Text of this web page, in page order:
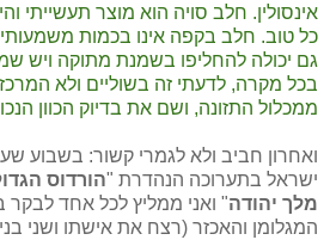
אינסולין. חלב סויה הוא מוצר תעשייתי
כל טוב. חלב בקפה אינו בכמות
גם יכולה להחליפו בשמנת מתוקה ויש
בכל מקרה, לדעתי זה בשוליים ולא
ממכלול התזונה, ושם את בדיוק הכוון
ואחרון חביב ולא לגמרי קשור: בשבוע
ישראל בתערוכה הנהדרת "הורדוס
מלך יהודה" ואני ממליץ לכל אחד
המגלומן והאכזר (רצח את אישתו ושני